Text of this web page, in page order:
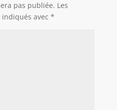
pas publiée. Les
avec *